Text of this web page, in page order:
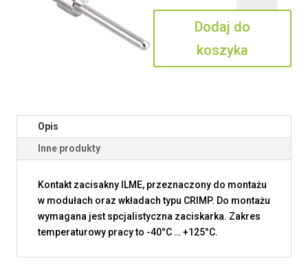
0.5
Dodaj do
koszyka
Opis
Inne produkty
Kontakt zacisakny ILME, przeznaczony do montażu
w modułach oraz wkładach typu CRIMP. Do montażu
wymagana jest spcjalistyczna zaciskarka. Zakres
temperaturowy pracy to -40°C … +125°C.